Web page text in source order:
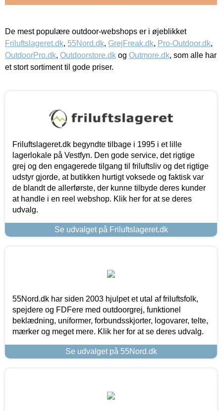
De mest populære outdoor-webshops er i øjeblikket
Friluftslageret.dk, 55Nord.dk, GrejFreak.dk, Pro-Outdoor.dk,
OutdoorPro.dk, Outdoorstore.dk og Outmore.dk, som alle har
et stort sortiment til gode priser.
Friluftslageret.dk begyndte tilbage i 1995 i et lille
lagerlokale på Vestfyn. Den gode service, det rigtige
grej og den engagerede tilgang til friluftsliv og det rigtige
udstyr gjorde, at butikken hurtigt voksede og faktisk var
de blandt de allerførste, der kunne tilbyde deres kunder
at handle i en reel webshop. Klik her for at se deres
udvalg.
Se udvalget på Friluftslageret.dk
55Nord.dk har siden 2003 hjulpet et utal af friluftsfolk,
spejdere og FDFere med outdoorgrej, funktionel
beklædning, uniformer, forbundsskjorter, logovarer, telte,
mærker og meget mere. Klik her for at se deres udvalg.
Se udvalget på 55Nord.dk